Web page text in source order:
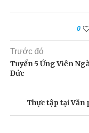
0
Trước đó
Tuyển 5 Ứng Viên
Đức
Thực tập tại Văn